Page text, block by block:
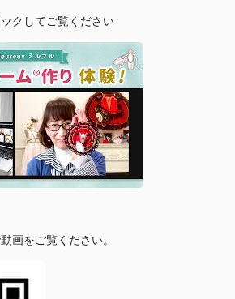
クしてご覧ください
画をご覧ください。